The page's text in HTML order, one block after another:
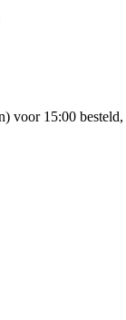
voor 15:00 besteld,